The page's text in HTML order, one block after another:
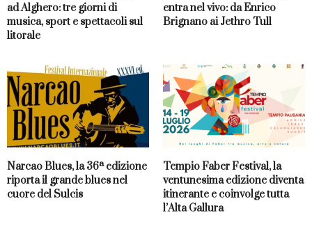
ad Alghero: tre giorni di
musica, sport e spettacoli sul
litorale
entra nel vivo: da Enrico
Brignano ai Jethro Tull
Narcao Blues, la 36ª edizione
riporta il grande blues nel
cuore del Sulcis
Tempio Faber Festival, la
ventunesima edizione diventa
itinerante e coinvolge tutta
l’Alta Gallura